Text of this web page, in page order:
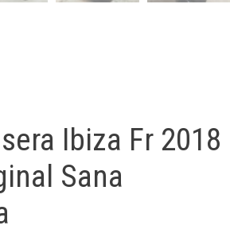
Ibiza Fr 2018
Sana